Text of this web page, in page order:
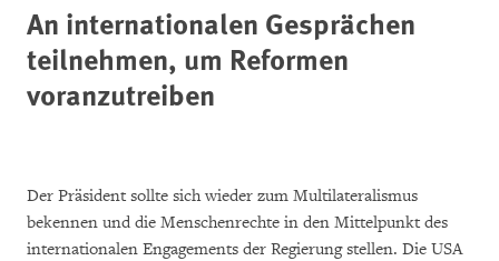
An internationalen Gesprächen
teilnehmen, um Reformen
voranzutreiben
Der Präsident sollte sich wieder zum Multilateralismus
bekennen und die Menschenrechte in den Mittelpunkt des
internationalen Engagements der Regierung stellen. Die USA